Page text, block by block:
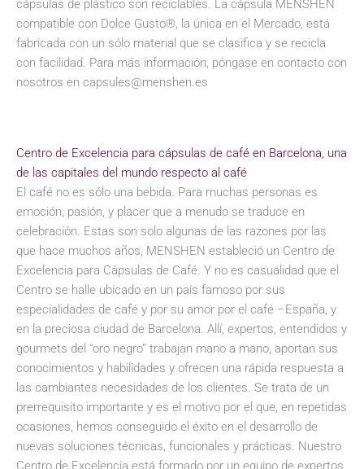
cápsulas de plástico son reciclables. La cápsula MENSHEN
compatible con Dolce Gusto®, la única en el Mercado, está
fabricada con un sólo material que se clasifica y se recicla
con facilidad. Para más información, póngase en contacto con
nosotros en capsules@menshen.es
Centro de Excelencia para cápsulas de café en Barcelona, una
de las capitales del mundo respecto al café
El café no es sólo una bebida. Para muchas personas es
emoción, pasión, y placer que a menudo se traduce en
celebración. Estas son solo algunas de las razones por las
que hace muchos años, MENSHEN estableció un Centro de
Excelencia para Cápsulas de Café. Y no es casualidad que el
Centro se halle ubicado en un país famoso por sus
especialidades de café y por su amor por el café –España, y
en la preciosa ciudad de Barcelona. Allí, expertos, entendidos y
gourmets del “oro negro” trabajan mano a mano, aportan sus
conocimientos y habilidades y ofrecen una rápida respuesta a
las cambiantes necesidades de los clientes. Se trata de un
prerrequisito importante y es el motivo por el que, en repetidas
ocasiones, hemos conseguido el éxito en el desarrollo de
nuevas soluciones técnicas, funcionales y prácticas. Nuestro
Centro de Excelencia está formado por un equipo de expertos